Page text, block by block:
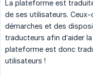
La plateforme est
de ses utilisateurs.
démarches et des
traducteurs afin d’aider
plateforme est donc
utilisateurs !